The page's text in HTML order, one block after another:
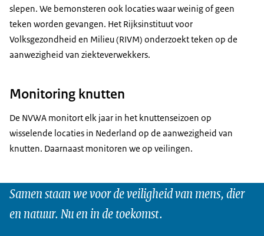
slepen. We bemonsteren ook locaties waar weinig of geen
teken worden gevangen. Het Rijksinstituut voor
Volksgezondheid en Milieu (RIVM) onderzoekt teken op de
aanwezigheid van ziekteverwekkers.
Monitoring knutten
De NVWA monitort elk jaar in het knuttenseizoen op
wisselende locaties in Nederland op de aanwezigheid van
knutten. Daarnaast monitoren we op veilingen.
Samen staan we voor de veiligheid van mens, dier
en natuur. Nu en in de toekomst.